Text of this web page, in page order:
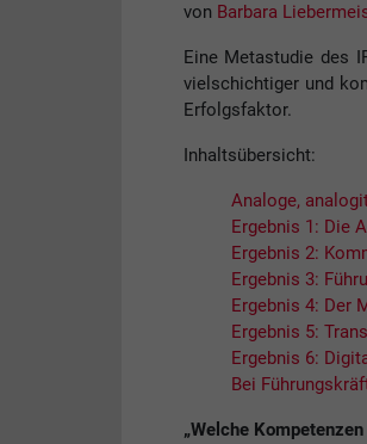
von Barbara
Eine Metastudie des
vielschichtiger und
Erfolgsfaktor.
Inhaltsübersicht:
Analoge,
Ergebnis 1: Die
Ergebnis 2:
Ergebnis 3:
Ergebnis 4: Der
Ergebnis 5:
Ergebnis 6:
Bei
„Welche